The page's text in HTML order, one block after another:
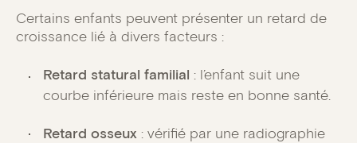
Certains enfants peuvent présenter un retard de
croissance lié à divers facteurs :
Retard statural familial : l’enfant suit une
courbe inférieure mais reste en bonne santé.
Retard osseux : vérifié par une radiographie